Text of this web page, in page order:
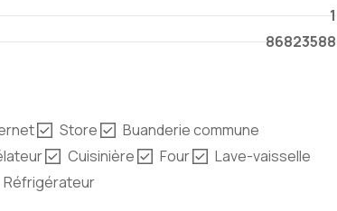
1
86823588
Store
Buanderie commune
Cuisinière Four
Lave-vaisselle
Réfrigérateur